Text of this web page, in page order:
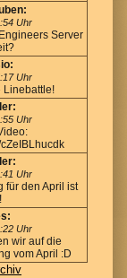
Uhr
Server
Uhr
Linebattle!
Uhr
Uhr
für den April ist
Uhr
wir auf die
vom April :D